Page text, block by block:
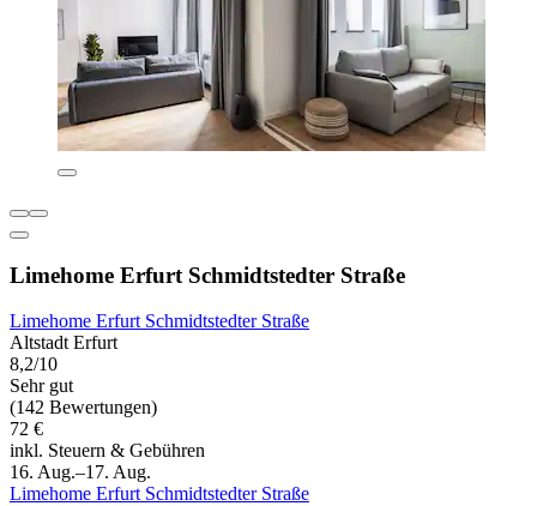
Limehome Erfurt Schmidtstedter Straße
Limehome Erfurt Schmidtstedter Straße
Altstadt Erfurt
8,2/10
Sehr gut
(142 Bewertungen)
72 €
inkl. Steuern & Gebühren
16. Aug.–17. Aug.
Limehome Erfurt Schmidtstedter Straße